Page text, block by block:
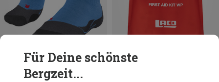
Du sparst 15%
Für Deine schönste
Bergzeit...